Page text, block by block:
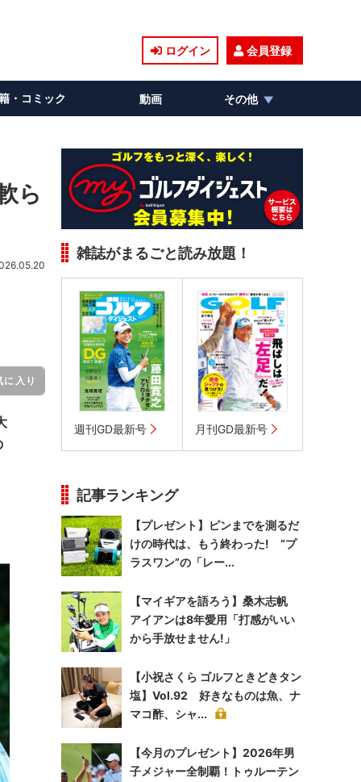
ログイン 会員登録
・コミック 動画 その他
ら
に入り
雑誌がまるごと読み放題！
週刊GD最新号 月刊GD最新号
記事ランキング
【プレゼント】ピンまでを測るだ
けの時代は、もう終わった! “プ
ラスワン”の「レー...
【マイギアを語ろう】桑木志帆
アイアンは8年愛用「打感がいい
から手放せません!」
【小祝さくら ゴルフときどきタン
塩】Vol.92 好きなものは魚、ナ
マコ酢、シャ...
【今月のプレゼント】2026年男
子メジャー全制覇！トゥルーテン